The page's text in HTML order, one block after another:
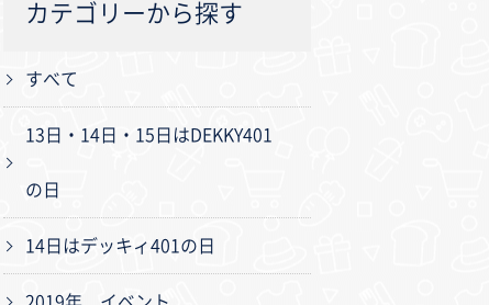
カテゴリーから探す
すべて
13日・14日・15日はDEKKY401
の日
14日はデッキィ401の日